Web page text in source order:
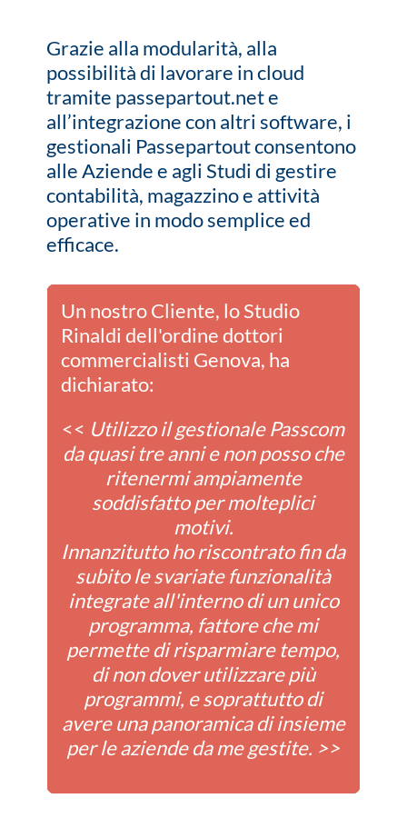
Grazie alla modularità, alla
possibilità di lavorare in cloud
tramite passepartout.net e
all’integrazione con altri software, i
gestionali Passepartout consentono
alle Aziende e agli Studi di gestire
contabilità, magazzino e attività
operative in modo semplice ed
efficace.
Un nostro Cliente, lo Studio
Rinaldi dell'ordine dottori
commercialisti Genova, ha
dichiarato:
<< Utilizzo il gestionale Passcom
da quasi tre anni e non posso che
ritenermi ampiamente
soddisfatto per molteplici
motivi.
Innanzitutto ho riscontrato fin da
subito le svariate funzionalità
integrate all'interno di un unico
programma, fattore che mi
permette di risparmiare tempo,
di non dover utilizzare più
programmi, e soprattutto di
avere una panoramica di insieme
per le aziende da me gestite. >>